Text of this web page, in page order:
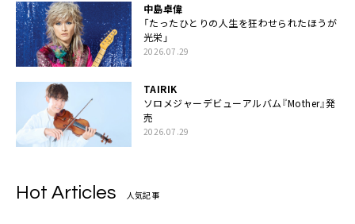
中島卓偉
「たったひとりの人生を狂わせられたほうが
光栄」
2026.07.29
TAIRIK
ソロメジャーデビューアルバム『Mother』発
売
2026.07.29
Hot Articles 人気記事